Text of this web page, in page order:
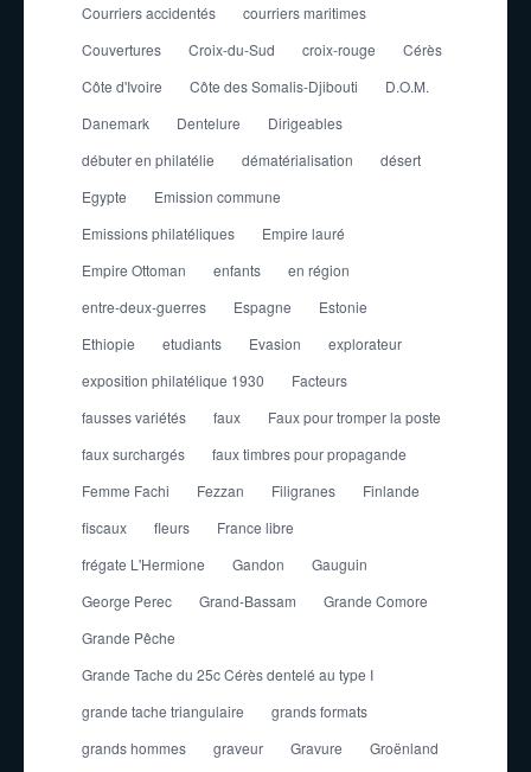
Courriers accidentés
courriers maritimes
Couvertures
Croix-du-Sud croix-rouge
Cérès
Côte d'Ivoire
Côte des Somalis-Djibouti
D.O.M.
Danemark
Dentelure
Dirigeables
débuter en philatélie
dématérialisation
désert
Egypte
Emission commune
Emissions philatéliques
Empire lauré
Empire Ottoman
enfants
en région
entre-deux-guerres
Espagne
Estonie
Ethiopie
etudiants Evasion
explorateur
exposition philatélique 1930
Facteurs
fausses variétés
faux
Faux pour tromper la poste
faux surchargés
faux timbres pour propagande
Femme Fachi
Fezzan Filigranes
Finlande
fiscaux
fleurs
France libre
frégate L'Hermione
Gandon
Gauguin
George Perec
Grand-Bassam
Grande Comore
Grande Pêche
Grande Tache du 25c Cérès dentelé au type I
grande tache triangulaire
grands formats
grands hommes
graveur Gravure
Groënland